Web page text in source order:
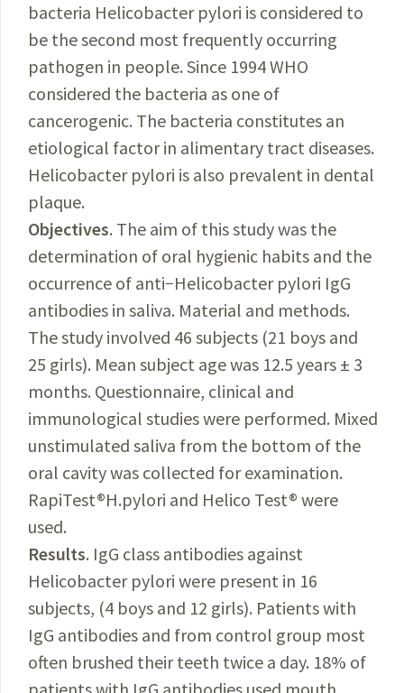
bacteria Helicobacter pylori is considered to
be the second most frequently occurring
pathogen in people. Since 1994 WHO
considered the bacteria as one of
cancerogenic. The bacteria constitutes an
etiological factor in alimentary tract diseases.
Helicobacter pylori is also prevalent in dental
plaque.
Objectives. The aim of this study was the
determination of oral hygienic habits and the
occurrence of anti−Helicobacter pylori IgG
antibodies in saliva. Material and methods.
The study involved 46 subjects (21 boys and
25 girls). Mean subject age was 12.5 years ± 3
months. Questionnaire, clinical and
immunological studies were performed. Mixed
unstimulated saliva from the bottom of the
oral cavity was collected for examination.
RapiTest®H.pylori and Helico Test® were
used.
Results. IgG class antibodies against
Helicobacter pylori were present in 16
subjects, (4 boys and 12 girls). Patients with
IgG antibodies and from control group most
often brushed their teeth twice a day. 18% of